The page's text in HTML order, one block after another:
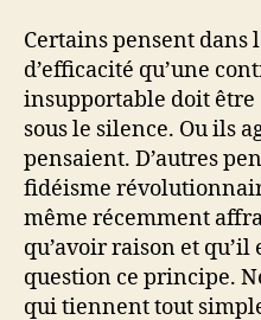
Certains pensent
d’efficacité qu’une
insupportable doit
sous le silence. Ou ils
pensaient. D’autres
fidéisme
même récemment
qu’avoir raison et
question ce principe.
qui tiennent tout